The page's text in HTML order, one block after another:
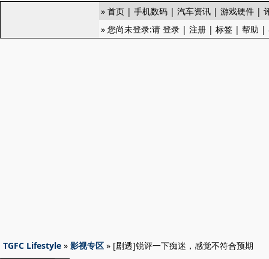
» 首页 | 手机数码 | 汽车资讯 | 游戏硬件 |
» 您尚未登录:请 登录 | 注册 | 标签 | 帮助 |
TGFC Lifestyle » 影视专区 » [剧透]锐评一下痴迷，感觉不符合预期